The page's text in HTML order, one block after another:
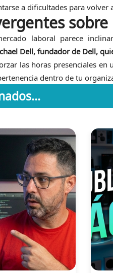
a dificultades para volver
laboral parece
Dell, fundador de Dell,
las horas presenciales
dentro de tu